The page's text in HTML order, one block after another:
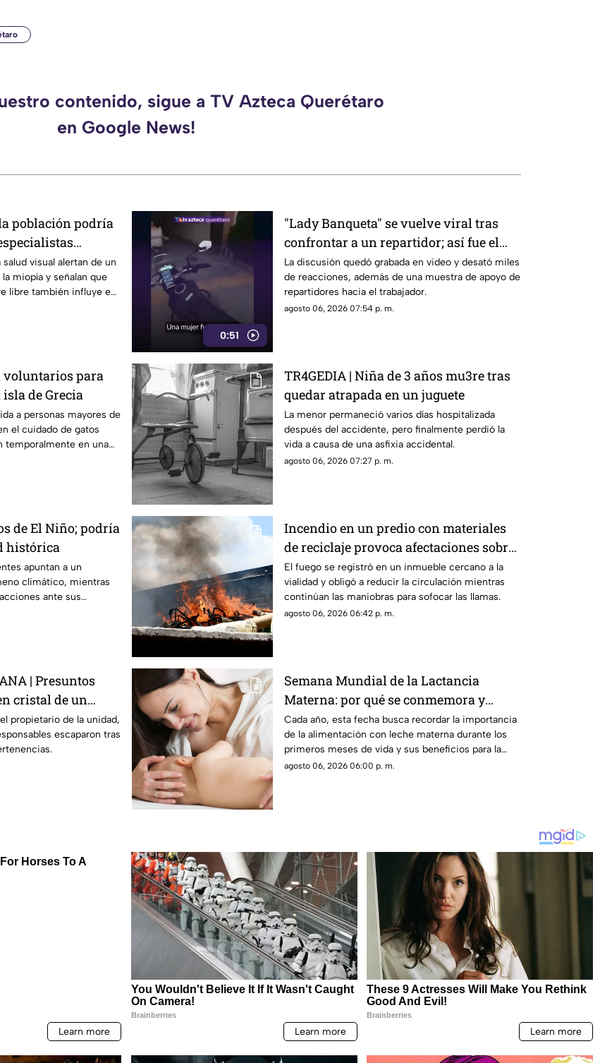
contenido, sigue a TV Azteca Querétaro
en Google News!
población podría
visual alertan de un
miopía y señalan que
libre también influye en
0:51
"Lady Banqueta" se vuelve viral tras
confrontar a un repartidor; así fue el
momento
La discusión quedó grabada en video y desató miles
de reacciones, además de una muestra de apoyo de
repartidores hacia el trabajador.
agosto 06, 2026 07:54 p. m.
voluntarios para
de Grecia
a personas mayores de
el cuidado de gatos
temporalmente en una
TR4GEDIA | Niña de 3 años mu3re tras
quedar atrapada en un juguete
La menor permaneció varios días hospitalizada
después del accidente, pero finalmente perdió la
vida a causa de una asfixia accidental.
agosto 06, 2026 07:27 p. m.
de El Niño; podría
histórica
apuntan a un
climático, mientras
ante sus
Incendio en un predio con materiales
de reciclaje provoca afectaciones sobre
la carretera 57
El fuego se registró en un inmueble cercano a la
vialidad y obligó a reducir la circulación mientras
continúan las maniobras para sofocar las llamas.
agosto 06, 2026 06:42 p. m.
| Presuntos
cristal de un
en
propietario de la unidad,
escaparon tras
Semana Mundial de la Lactancia
Materna: por qué se conmemora y
cuáles son sus beneficios
Cada año, esta fecha busca recordar la importancia
de la alimentación con leche materna durante los
primeros meses de vida y sus beneficios para la
salud.
agosto 06, 2026 06:00 p. m.